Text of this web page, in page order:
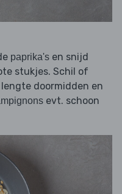
paprika's en snijd
stukjes. Schil of
doormidden en
evt. schoon